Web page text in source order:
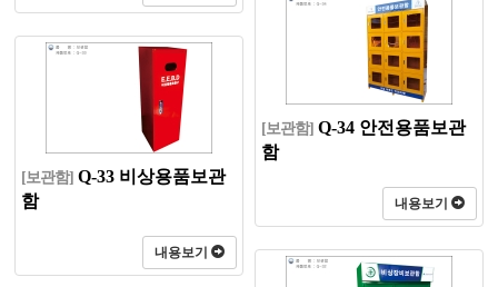
[보관함] Q-34 안전용품보관
함
내용보기
[보관함] Q-33 비상용품보관
함
내용보기